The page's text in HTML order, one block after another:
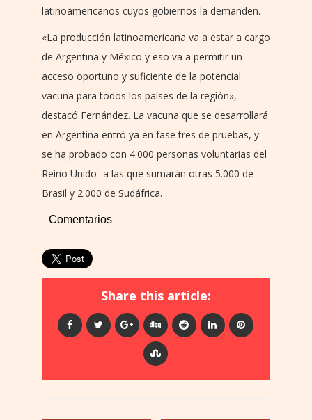
latinoamericanos cuyos gobiernos la demanden.
«La producción latinoamericana va a estar a cargo
de Argentina y México y eso va a permitir un
acceso oportuno y suficiente de la potencial
vacuna para todos los países de la región»,
destacó Fernández. La vacuna que se desarrollará
en Argentina entró ya en fase tres de pruebas, y
se ha probado con 4.000 personas voluntarias del
Reino Unido -a las que sumarán otras 5.000 de
Brasil y 2.000 de Sudáfrica.
Comentarios
Share this article: